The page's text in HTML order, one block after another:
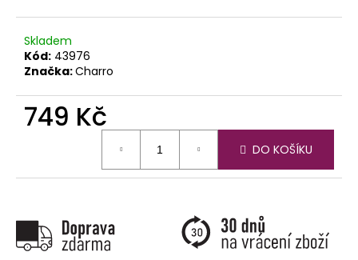
Skladem
Kód: 43976
Značka:Charro
749 Kč
DO KOŠÍKU
m